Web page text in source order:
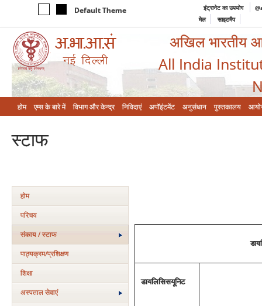
Default Theme इंट्रानेट का उपयोग
मेल
साइटमैप
अखिल भारतीय
All India
होम एम्‍स के बारे में विभाग और केन्‍द्र निविदाएं अपॉइंटमेंट अनुसंधान पुस्तकालय
स्‍टाफ
होम
परिचय
संकाय / स्टाफ
पाठ्यक्रम/प्रशिक्षण
शिक्षा
अस्‍पताल सेवाएं
डायलिसिसयूनिट